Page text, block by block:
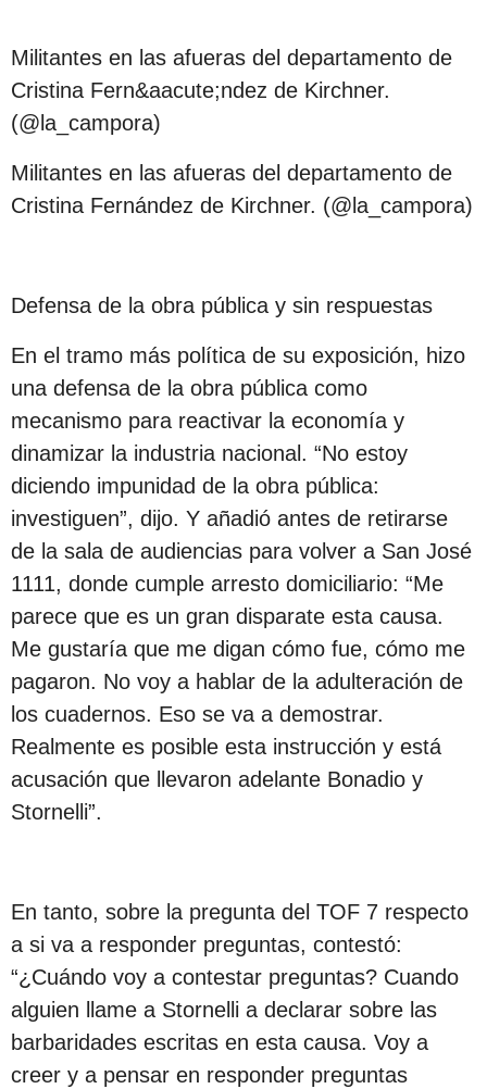
Militantes en las afueras del departamento de
Cristina Fern&aacute;ndez de Kirchner.
(@la_campora)
Militantes en las afueras del departamento de
Cristina Fernández de Kirchner. (@la_campora)
Defensa de la obra pública y sin respuestas
En el tramo más política de su exposición, hizo
una defensa de la obra pública como
mecanismo para reactivar la economía y
dinamizar la industria nacional. “No estoy
diciendo impunidad de la obra pública:
investiguen”, dijo. Y añadió antes de retirarse
de la sala de audiencias para volver a San José
1111, donde cumple arresto domiciliario: “Me
parece que es un gran disparate esta causa.
Me gustaría que me digan cómo fue, cómo me
pagaron. No voy a hablar de la adulteración de
los cuadernos. Eso se va a demostrar.
Realmente es posible esta instrucción y está
acusación que llevaron adelante Bonadio y
Stornelli”.
En tanto, sobre la pregunta del TOF 7 respecto
a si va a responder preguntas, contestó:
“¿Cuándo voy a contestar preguntas? Cuando
alguien llame a Stornelli a declarar sobre las
barbaridades escritas en esta causa. Voy a
creer y a pensar en responder preguntas